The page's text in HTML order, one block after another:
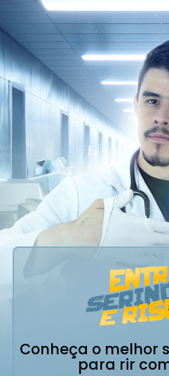
Conheça o melhor
para rir